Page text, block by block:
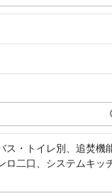
ス・トイレ別、追焚機
ロ二口、システムキ